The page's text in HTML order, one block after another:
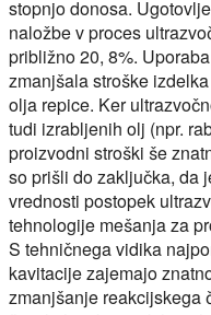
stopnjo donosa.
naložbe v proces
približno 20, 8%.
zmanjšala stroške
olja repice. Ker
tudi izrabljenih olj (npr.
proizvodni stroški še
so prišli do zaključka, da
vrednosti postopek
tehnologije mešanja za
S tehničnega vidika
kavitacije zajemajo
zmanjšanje reakcijskega